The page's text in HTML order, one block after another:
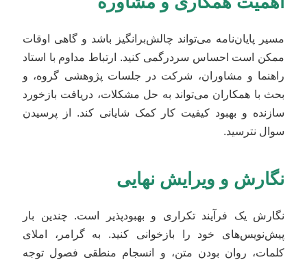
مسیر پایان‌نامه می‌تواند چالش‌برانگیز باشد و گاهی اوقات
ممکن است احساس سردرگمی کنید. ارتباط مداوم با استاد
راهنما و مشاوران، شرکت در جلسات پژوهشی گروه، و
بحث با همکاران می‌تواند به حل مشکلات، دریافت بازخورد
سازنده و بهبود کیفیت کار کمک شایانی کند. از پرسیدن
سوال نترسید.
نگارش و ویرایش نهایی
نگارش یک فرآیند تکراری و بهبودپذیر است. چندین بار
پیش‌نویس‌های خود را بازخوانی کنید. به گرامر، املای
کلمات، روان بودن متن، و انسجام منطقی فصول توجه